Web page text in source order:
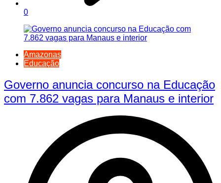
0
Amazonas
Educação
Governo anuncia concurso na Educação
com 7.862 vagas para Manaus e interior